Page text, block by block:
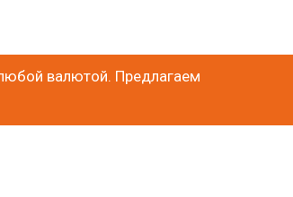
валютой. Предлагаем